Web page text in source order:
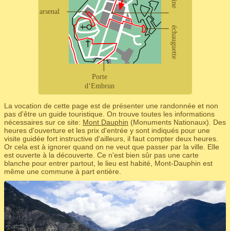
La vocation de cette page est de présenter une randonnée et non
pas d'être un guide touristique. On trouve toutes les informations
nécessaires sur ce site: Mont Dauphin (Monuments Nationaux). Des
heures d'ouverture et les prix d'entrée y sont indiqués pour une
visite guidée fort instructive d'ailleurs, il faut compter deux heures.
Or cela est à ignorer quand on ne veut que passer par la ville. Elle
est ouverte à la découverte. Ce n'est bien sûr pas une carte
blanche pour entrer partout, le lieu est habité, Mont-Dauphin est
même une commune à part entière.